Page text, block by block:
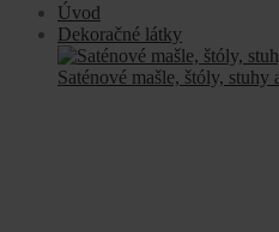
Úvod
Dekoračné látky
Saténové mašle, štóly, stuhy